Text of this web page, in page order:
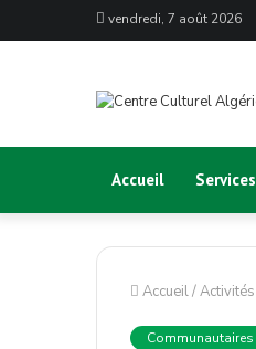
vendredi, 7 août 2026
Accueil Services
Accueil/Activités
Communautaires